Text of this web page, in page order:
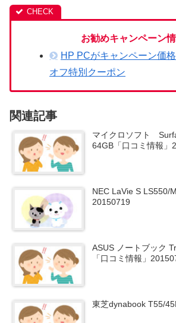
お勧めキャンペーン
HP PCがキャンペーン価
オフ特別クーポン
関連記事
マイクロソフト
64GB「口コミ情報」
NEC LaVie S LS550/
20150719
ASUS ノートブック
「口コミ情報」
東芝dynabook T55/